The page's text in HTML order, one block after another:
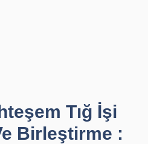
Tığ İşi
Birleştirme :